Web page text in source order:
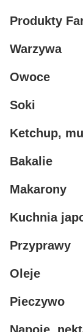
Produkty
Warzywa
Owoce
Soki
Ketchup,
Bakalie
Makarony
Kuchnia
Przyprawy
Oleje
Pieczywo